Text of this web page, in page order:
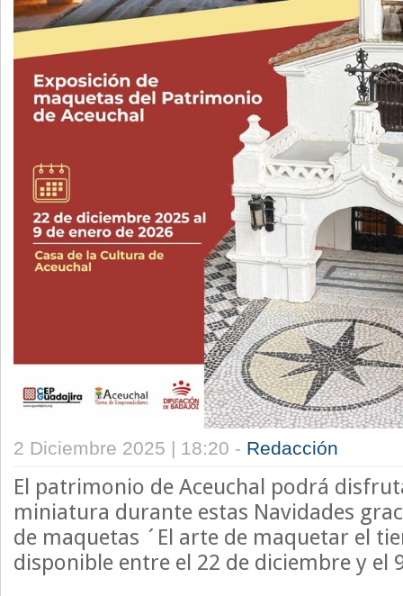
2 Diciembre 2025 | 18:20 - Redacción
El patrimonio de Aceuchal podrá
miniatura durante estas Navidades
de maquetas ´El arte de maquetar el
disponible entre el 22 de diciembre y el